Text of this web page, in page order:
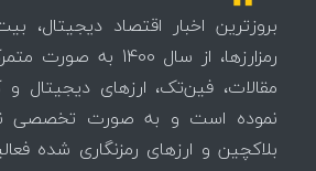
بروزترین اخبار اقتصاد دیجیتال،
رمزارزها، از سال 1400
مقالات، فین‌تک، ارزهای‌ دیجیتال و
نموده است و به صورت تخصصی نیز
بلاکچین و ارزهای رمزنگاری شده